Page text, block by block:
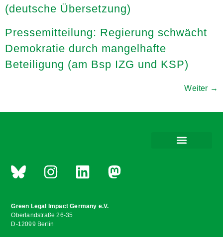
(deutsche Übersetzung)
Pressemitteilung: Regierung schwächt
Demokratie durch mangelhafte
Beteiligung (am Bsp IZG und KSP)
Weiter →
Green Legal Impact Germany e.V.
Oberlandstraße 26-35
D-12099 Berlin